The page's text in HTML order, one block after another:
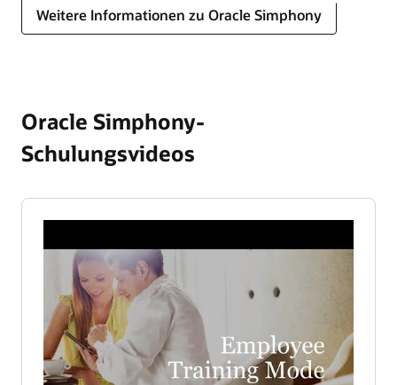
Weitere Informationen zu Oracle Simphony
Oracle Simphony-
Schulungsvideos